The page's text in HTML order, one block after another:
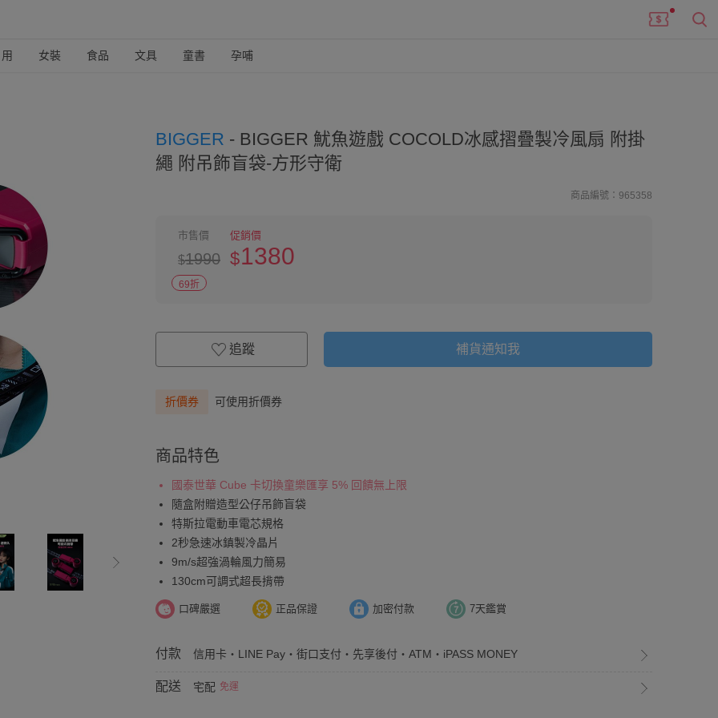
女裝 食品 文具 童書 孕哺
BIGGER - BIGGER 魷魚遊戲 COCOLD冰感摺疊製冷風扇 附掛
繩 附吊飾盲袋-方形守衛
商品編號：965358
市售價
$1990
促銷價
$1380
69折
追蹤 補貨通知我
折價券 可使用折價券
商品特色
國泰世華 Cube 卡切換童樂匯享 5% 回饋無上限
隨盒附贈造型公仔吊飾盲袋
特斯拉電動車電芯規格
2秒急速冰鎮製冷晶片
9m/s超強渦輪風力簡易
130cm可調式超長揹帶
口碑嚴選 正品保證 加密付款 7天鑑賞
付款 信用卡・LINE Pay・街口支付・先享後付・ATM・iPASS MONEY
配送 宅配 免運